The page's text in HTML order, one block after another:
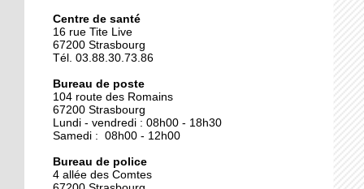
18 octobre 2018
L’isolement des seniors
n’est pas une fatalité
18 octobre 2018
J'ai tenté le loto-bingo
18 octobre 2018
Centre de santé
16 rue Tite Live
67200 Strasbourg
Tél. 03.88.30.73.86
Bureau de poste
104 route des Romains
67200 Strasbourg
Lundi - vendredi : 08h00 - 18h30
Samedi : 08h00 - 12h00
Bureau de police
4 allée des Comtes